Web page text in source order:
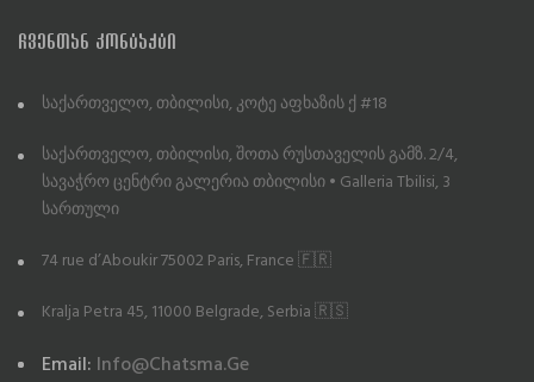
ᲩᲕᲔᲜᲗᲐᲜ ᲙᲝᲜᲢᲐᲥᲢᲘ
საქართველო, თბილისი, კოტე აფხაზის ქ #18
საქართველო, თბილისი, შოთა რუსთაველის გამზ. 2/4,
სავაჭრო ცენტრი გალერია თბილისი • Galleria Tbilisi, 3
სართული
74 rue d’Aboukir 75002 Paris, France 🇫🇷
Kralja Petra 45, 11000 Belgrade, Serbia 🇷🇸
Email: Info@chatsma.ge